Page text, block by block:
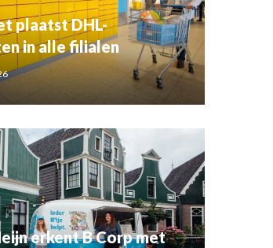
plaatst DHL-
in alle filialen
erkent B Corp met